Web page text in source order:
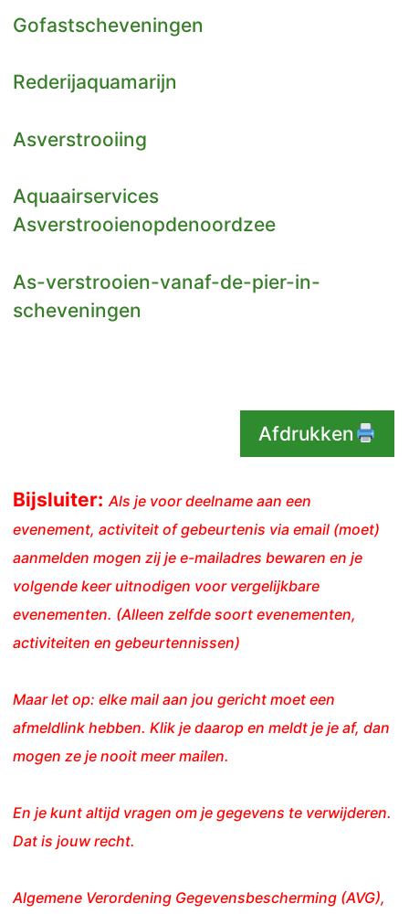
Gofastscheveningen
Rederijaquamarijn
Asverstrooiing
Aquaairservices
Asverstrooienopdenoordzee
As-verstrooien-vanaf-de-pier-in-
scheveningen
Afdrukken
Bijsluiter: Als je voor deelname aan een
evenement, activiteit of gebeurtenis via email (moet)
aanmelden mogen zij je e-mailadres bewaren en je
volgende keer uitnodigen voor vergelijkbare
evenementen. (Alleen zelfde soort evenementen,
activiteiten en gebeurtennissen)
Maar let op: elke mail aan jou gericht moet een
afmeldlink hebben. Klik je daarop en meldt je je af, dan
mogen ze je nooit meer mailen.
En je kunt altijd vragen om je gegevens te verwijderen.
Dat is jouw recht.
Algemene Verordening Gegevensbescherming (AVG),